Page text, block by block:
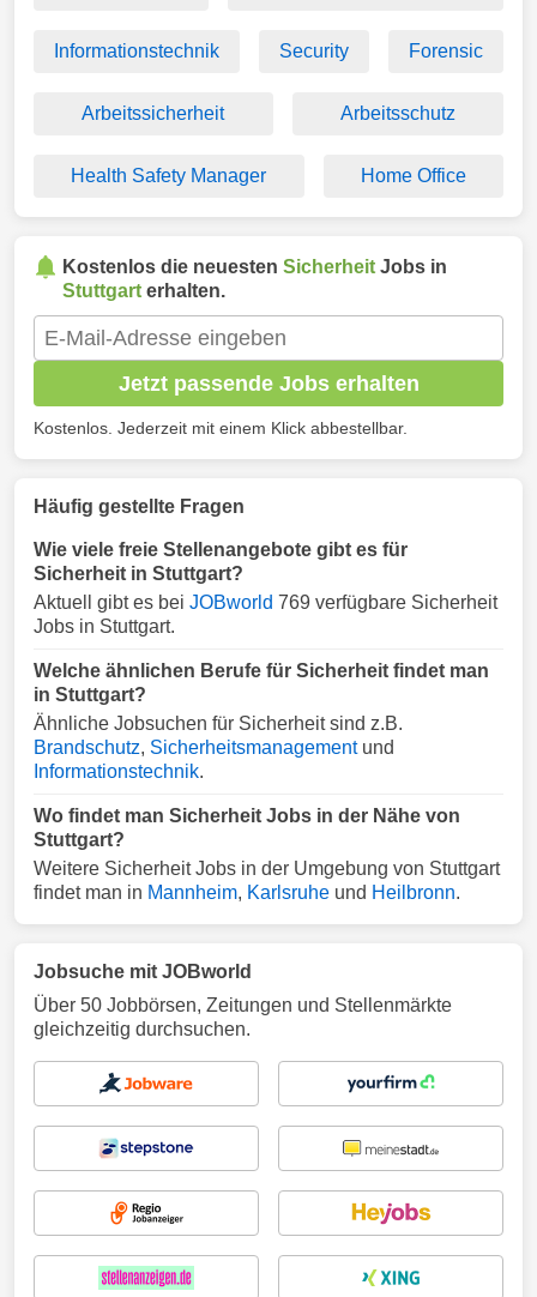
Informationstechnik Security Forensic
Arbeitssicherheit Arbeitsschutz
Health Safety Manager Home Office
Kostenlos die neuesten Sicherheit Jobs in
Stuttgart erhalten.
Jetzt passende Jobs erhalten
Kostenlos. Jederzeit mit einem Klick abbestellbar.
Häufig gestellte Fragen
Wie viele freie Stellenangebote gibt es für
Sicherheit in Stuttgart?
Aktuell gibt es bei JOBworld 769 verfügbare Sicherheit
Jobs in Stuttgart.
Welche ähnlichen Berufe für Sicherheit findet man
in Stuttgart?
Ähnliche Jobsuchen für Sicherheit sind z.B.
Brandschutz, Sicherheitsmanagementund
Informationstechnik.
Wo findet man Sicherheit Jobs in der Nähe von
Stuttgart?
Weitere Sicherheit Jobs in der Umgebung von Stuttgart
findet man in Mannheim, Karlsruhe und Heilbronn.
Jobsuche mit JOBworld
Über 50 Jobbörsen, Zeitungen und Stellenmärkte
gleichzeitig durchsuchen.